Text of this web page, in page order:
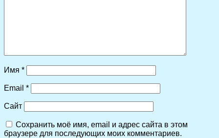
Имя *
Email *
Сайт
Сохранить моё имя, email и адрес сайта в этом
браузере для последующих моих комментариев.